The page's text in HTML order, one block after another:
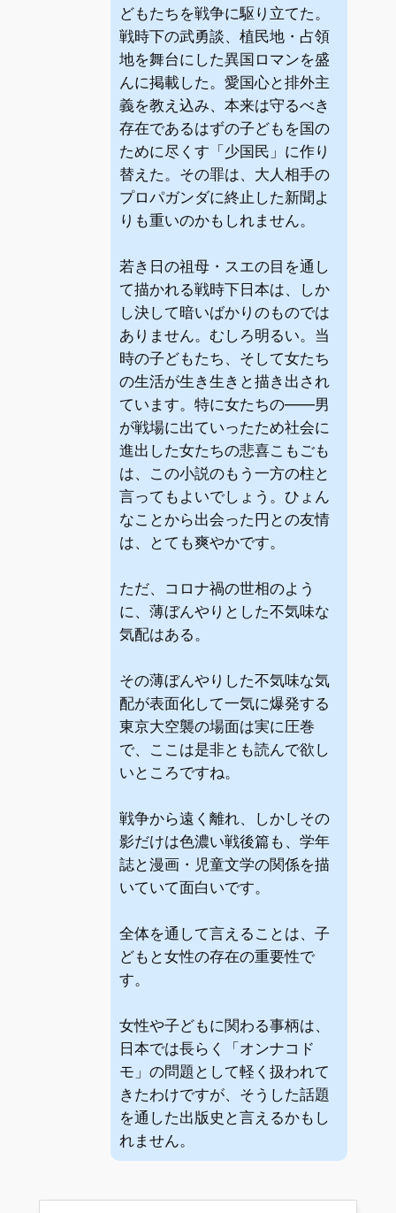
どもたちを戦争に駆り立てた。
戦時下の武勇談、植民地・占領
地を舞台にした異国ロマンを盛
んに掲載した。愛国心と排外主
義を教え込み、本来は守るべき
存在であるはずの子どもを国の
ために尽くす「少国民」に作り
替えた。その罪は、大人相手の
プロパガンダに終止した新聞よ
りも重いのかもしれません。
若き日の祖母・スエの目を通し
て描かれる戦時下日本は、しか
し決して暗いばかりのものでは
ありません。むしろ明るい。当
時の子どもたち、そして女たち
の生活が生き生きと描き出され
ています。特に女たちの――男
が戦場に出ていったため社会に
進出した女たちの悲喜こもごも
は、この小説のもう一方の柱と
言ってもよいでしょう。ひょん
なことから出会った円との友情
は、とても爽やかです。
ただ、コロナ禍の世相のよう
に、薄ぼんやりとした不気味な
気配はある。
その薄ぼんやりした不気味な気
配が表面化して一気に爆発する
東京大空襲の場面は実に圧巻
で、ここは是非とも読んで欲し
いところですね。
戦争から遠く離れ、しかしその
影だけは色濃い戦後篇も、学年
誌と漫画・児童文学の関係を描
いていて面白いです。
全体を通して言えることは、子
どもと女性の存在の重要性で
す。
女性や子どもに関わる事柄は、
日本では長らく「オンナコド
モ」の問題として軽く扱われて
きたわけですが、そうした話題
を通した出版史と言えるかもし
れません。